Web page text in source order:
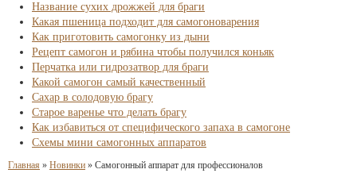
Название сухих дрожжей для браги
Какая пшеница подходит для самогоноварения
Как приготовить самогонку из дыни
Рецепт самогон и рябина чтобы получился коньяк
Перчатка или гидрозатвор для браги
Какой самогон самый качественный
Сахар в солодовую брагу
Старое варенье что делать брагу
Как избавиться от специфического запаха в самогоне
Схемы мини самогонных аппаратов
Главная » Новинки » Самогонный аппарат для профессионалов